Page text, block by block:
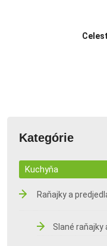
Kategórie
Kuchyňa
Raňajky a
Slané raňajky